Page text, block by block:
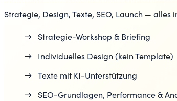
Strategie, Design, Texte, SEO, Launch — alles
→ Strategie-Workshop & Briefing
→ Individuelles Design (kein Template)
→ Texte mit KI-Unterstützung
→ SEO-Grundlagen, Performance &